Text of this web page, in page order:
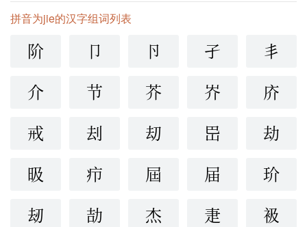
拼音为jie的汉字组词列表
阶 卩 卪 孑
丯
介
节 芥 岕
庎
戒
刦 刧 岊
劫
昅
疖 屆 届
玠
刼
劼 杰 疌
衱